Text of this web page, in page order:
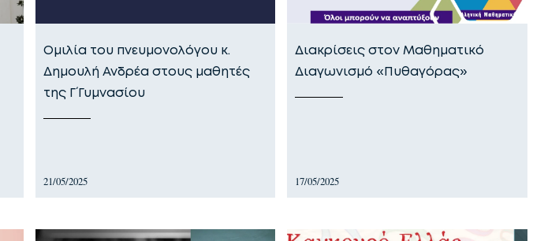
Ομιλία του πνευμονολόγου κ.
Δημουλή Ανδρέα στους μαθητές
της Γ΄ Γυμνασίου
21/05/2025
Διακρίσεις στον Μαθηματικό
Διαγωνισμό «Πυθαγόρας»
17/05/2025